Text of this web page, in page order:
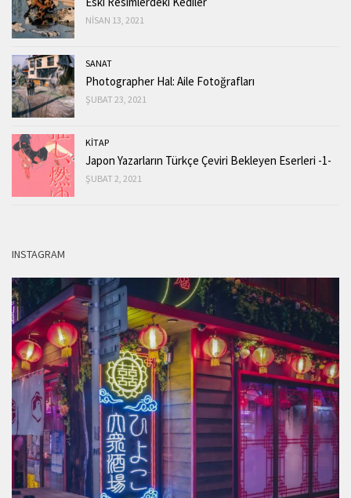
NISAN 13, 2021
SANAT
Photographer Hal: Aile Fotoğrafları
ŞUBAT 23, 2021
KİTAP
Japon Yazarların Türkçe Çeviri Bekleyen Eserleri -1-
ŞUBAT 2, 2021
INSTAGRAM